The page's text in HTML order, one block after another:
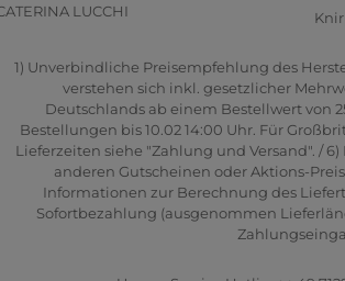
LUCCHI
1) Unverbindliche Preisempfehlung des
verstehen sich inkl. gesetzlicher
Deutschlands ab einem Bestellwert von
Bestellungen bis 10.02 14:00 Uhr. Für
Lieferzeiten siehe "Zahlung und Versand". /
anderen Gutscheinen oder Aktions-
Informationen zur Berechnung des
Sofortbezahlung (ausgenommen